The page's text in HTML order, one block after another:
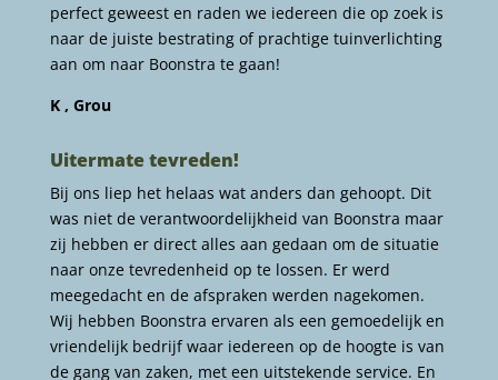
perfect geweest en raden we iedereen die op zoek is
naar de juiste bestrating of prachtige tuinverlichting
aan om naar Boonstra te gaan!
K , Grou
Uitermate tevreden!
Bij ons liep het helaas wat anders dan gehoopt. Dit
was niet de verantwoordelijkheid van Boonstra maar
zij hebben er direct alles aan gedaan om de situatie
naar onze tevredenheid op te lossen. Er werd
meegedacht en de afspraken werden nagekomen.
Wij hebben Boonstra ervaren als een gemoedelijk en
vriendelijk bedrijf waar iedereen op de hoogte is van
de gang van zaken, met een uitstekende service. En